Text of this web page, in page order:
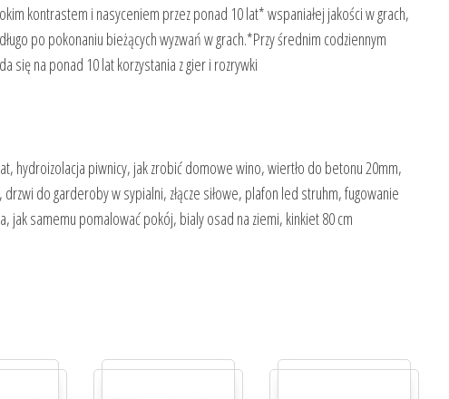
kontrastem i nasyceniem przez ponad 10 lat* wspaniałej jakości w grach,
po pokonaniu bieżących wyzwań w grach.*Przy średnim codziennym
się na ponad 10 lat korzystania z gier i rozrywki
hydroizolacja piwnicy, jak zrobić domowe wino, wiertło do betonu 20mm,
do garderoby w sypialni, złącze siłowe, plafon led struhm, fugowanie
jak samemu pomalować pokój, bialy osad na ziemi, kinkiet 80 cm